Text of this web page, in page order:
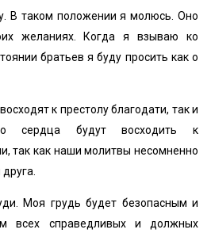
В таком положении я молюсь. Оно
желаниях. Когда я взываю ко
братьев я буду просить как о
к престолу благодати, так и
сердца будут восходить к
так как наши молитвы несомненно
Моя грудь будет безопасным и
всех справедливых и должных